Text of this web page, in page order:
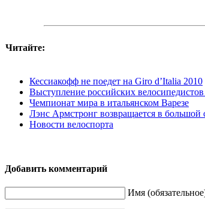
Читайте:
Кессиакофф не поедет на Giro d’Italia 2010
Выступление российских
Чемпионат мира в итальянском Варезе
Лэнс Армстронг возвращается в большой
Новости велоспорта
Добавить комментарий
Имя